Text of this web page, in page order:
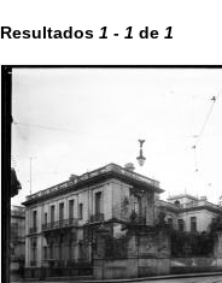
Resultados 1 - 1 de 1